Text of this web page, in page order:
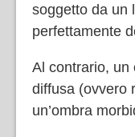
soggetto da un
perfettamente
Al contrario, un
diffusa (ovvero
un’ombra